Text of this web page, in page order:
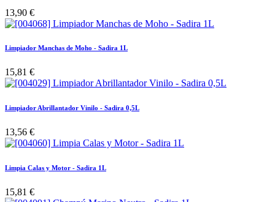
13,90 €
Limpiador Manchas de Moho - Sadira 1L
15,81 €
Limpiador Abrillantador Vinilo - Sadira 0,5L
13,56 €
Limpia Calas y Motor - Sadira 1L
15,81 €